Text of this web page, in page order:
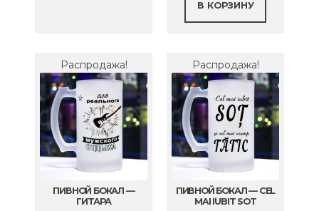
В КОРЗИНУ
Распродажа!
ПИВНОЙ БОКАЛ —
ГИТАРА
Распродажа!
ПИВНОЙ БОКАЛ — CEL
MAI IUBIT SOT